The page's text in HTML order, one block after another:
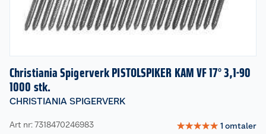
Christiania Spigerverk PISTOLSPIKER KAM VF 17° 3,1-90
1000 stk.
CHRISTIANIA SPIGERVERK
Art nr: 7318470246983 ☆☆☆☆☆ 1 omtaler